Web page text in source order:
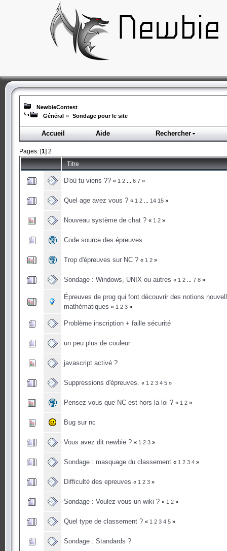
NewbieContest
Général » Sondage pour le site
Accueil Aide Rechercher
Pages: [1] 2
Titre
D'où tu viens ?? « 1 2 6 7 »
Quel age avez vous ? « 1 2 14 15 »
Nouveau système de chat ? « 1 2 »
Code source des épreuves
Trop d'épreuves sur NC ? « 1 2 »
Sondage : Windows, UNIX ou autres « 1 2 7 8 »
Épreuves de prog qui font découvrir des notions
mathématiques « 1 2 3 »
Problème inscription + faille sécurité
un peu plus de couleur
javascript activé ?
Suppressions d'épreuves. « 1 2 3 4 5 »
Pensez vous que NC est hors la loi ? « 1 2 »
Bug sur nc
Vous avez dit newbie ? « 1 2 3 »
Sondage : masquage du classement « 1 2 3 4 »
Difficulté des epreuves « 1 2 3 »
Sondage : Voulez-vous un wiki ? « 1 2 »
Quel type de classement ? « 1 2 3 4 5 »
Sondage : Standards ?